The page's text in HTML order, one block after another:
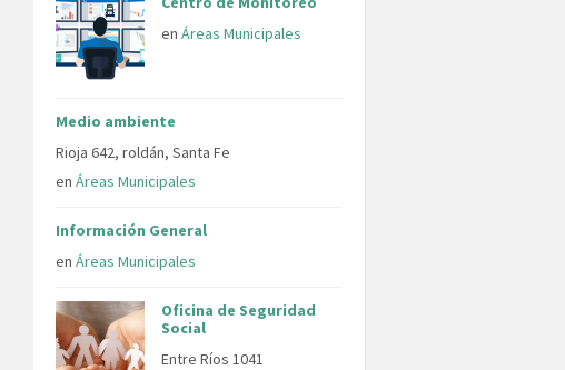
en Áreas Municipales
Medio ambiente
Rioja 642, roldán, Santa Fe
en Áreas Municipales
Información General
en Áreas Municipales
Oficina de Seguridad
Social
Entre Ríos 1041